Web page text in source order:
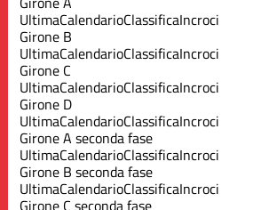
UltimaCalendarioClassificaIncroci
Girone B
UltimaCalendarioClassificaIncroci
Girone C
UltimaCalendarioClassificaIncroci
Girone D
UltimaCalendarioClassificaIncroci
Girone A seconda fase
UltimaCalendarioClassificaIncroci
Girone B seconda fase
UltimaCalendarioClassificaIncroci
Girone C seconda fase